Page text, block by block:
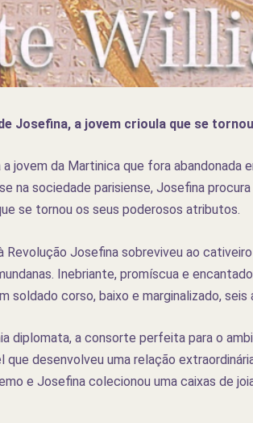
Josefina, a jovem crioula que se
jovem da Martinica que fora abandonada
na sociedade parisiense, Josefina
se tornou os seus poderosos atributos.
Revolução Josefina sobreviveu ao
Inebriante, promíscua e
soldado corso, baixo e marginalizado, seis
diplomata, a consorte perfeita para o
desenvolveu uma relação
e Josefina colecionou uma caixas de